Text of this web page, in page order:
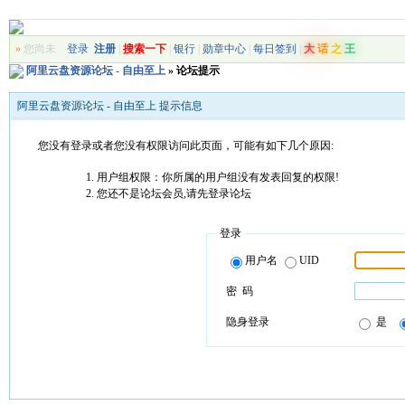
»您尚未 登录 注册| 搜索一下| 银行| 勋章中心| 每日签到 大 话 之 王
阿里云盘资源论坛 - 自由至上» 论坛提示
阿里云盘资源论坛 - 自由至上 提示信息
您没有登录或者您没有权限访问此页面，可能有如下几个原因:
用户组权限：你所属的用户组没有发表回复的权限!
您还不是论坛会员,请先登录论坛
登录
用户名 UID
密 码
隐身登录 是